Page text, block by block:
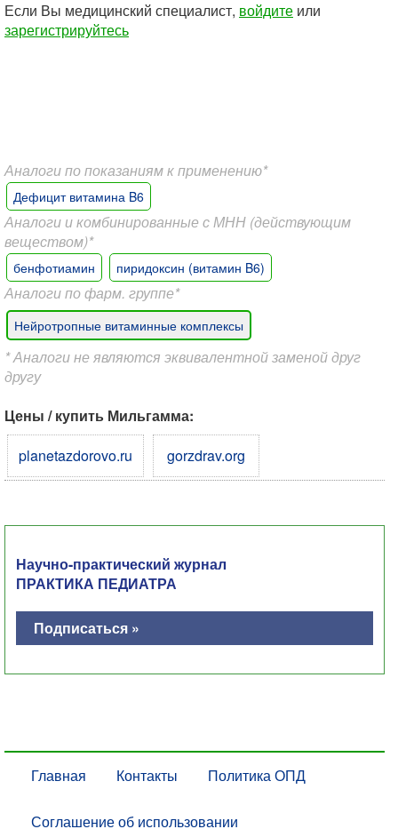
Если Вы медицинский специалист, войдите или
зарегистрируйтесь
Аналоги по показаниям к применению*
Дефицит витамина B6
Аналоги и комбинированные с МНН (действующим
веществом)*
бенфотиамин пиридоксин (витамин B6)
Аналоги по фарм. группе*
Нейротропные витаминные комплексы
* Аналоги не являются эквивалентной заменой друг
другу
Цены / купить Мильгамма:
planetazdorovo.ru
gorzdrav.org
Научно-практический журнал
ПРАКТИКА ПЕДИАТРА
Подписаться »
Главная Контакты Политика ОПД
Соглашение об использовании